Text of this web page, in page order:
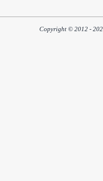
Copyright © 2012 -